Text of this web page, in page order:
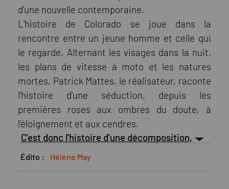
d'une nouvelle contemporaine.
L'histoire de Colorado se joue dans la
rencontre entre un jeune homme et celle qui
le regarde. Alternant les visages dans la nuit,
les plans de vitesse à moto et les natures
mortes, Patrick Mattes, le réalisateur, raconte
l'histoire d'une séduction, depuis les
premières roses aux ombres du doute, à
l'éloignement et aux cendres.
C'est donc l'histoire d'une décomposition,
Édito : Hélène May